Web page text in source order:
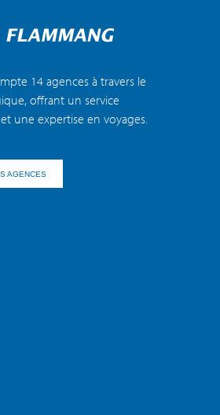
14 agences à travers le
offrant un service
une expertise en voyages.
AGENCES